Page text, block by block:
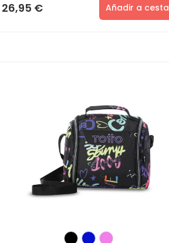
26,95 € Añadir a cesta